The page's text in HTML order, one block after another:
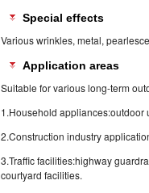
Special effects
Various wrinkles, metal,
Application areas
Suitable for various long-term
1.Household
2.Construction industry
3.Traffic facilities:highway
courtyard facilities.